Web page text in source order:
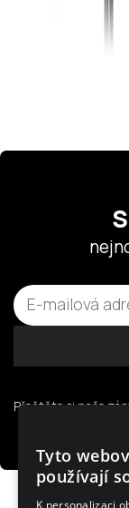
Přečtěte si naše
Tyto
používají
K personalizaci